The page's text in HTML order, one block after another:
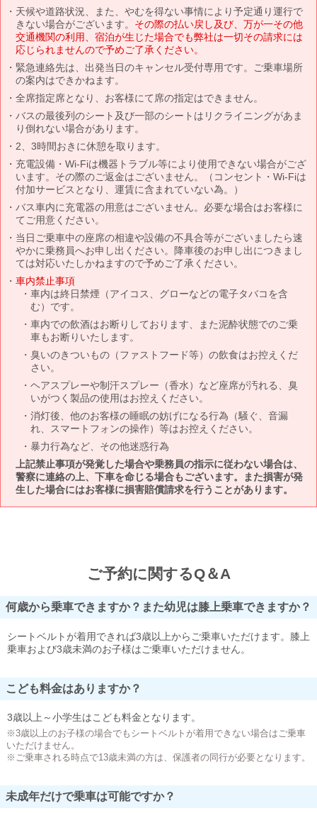
天候や道路状況、また、やむを得ない事情により予定通り運行で
きない場合がございます。 その際の払い戻し及び、万が一その他
交通機関の利用、宿泊が生じた場合でも弊社は一切その請求には
応じられませんので予めご了承ください。
緊急連絡先は、出発当日のキャンセル受付専用です。ご乗車場所
の案内はできかねます。
全席指定席となり、お客様にて席の指定はできません。
バスの最後列のシート及び一部のシートはリクライニングがあま
り倒れない場合があります。
2、3時間おきに休憩を取ります。
充電設備・Wi-Fiは機器トラブル等により使用できない場合がござ
います。その際のご返金はございません。（コンセント・Wi-Fiは
付加サービスとなり、運賃に含まれていない為。）
バス車内に充電器の用意はございません。必要な場合はお客様に
てご用意ください。
当日ご乗車中の座席の相違や設備の不具合等がございましたら速
やかに乗務員へお申し出ください。降車後のお申し出につきまし
ては対応いたしかねますので予めご了承ください。
車内禁止事項
車内は終日禁煙（アイコス、グローなどの電子タバコを含
む）です。
車内での飲酒はお断りしております、また泥酔状態でのご乗
車もお断りいたします。
臭いのきついもの（ファストフード等）の飲食はお控えくだ
さい。
ヘアスプレーや制汗スプレー（香水）など座席が汚れる、臭
いがつく製品の使用はお控えください。
消灯後、他のお客様の睡眠の妨げになる行為（騒ぐ、音漏
れ、スマートフォンの操作）等はお控えください。
暴力行為など、その他迷惑行為
上記禁止事項が発覚した場合や乗務員の指示に従わない場合は、
警察に連絡の上、下車を命じる場合もございます。また損害が発
生した場合にはお客様に損害賠償請求を行うことがあります。
ご予約に関するQ＆A
何歳から乗車できますか？また幼児は膝上乗車できますか？
シートベルトが着用できれば3歳以上からご乗車いただけます。膝上
乗車および3歳未満のお子様はご乗車いただけません。
こども料金はありますか？
3歳以上～小学生はこども料金となります。
※3歳以上のお子様の場合でもシートベルトが着用できない場合はご乗車
いただけません。
※ご乗車される時点で13歳未満の方は、保護者の同行が必要となります。
未成年だけで乗車は可能ですか？